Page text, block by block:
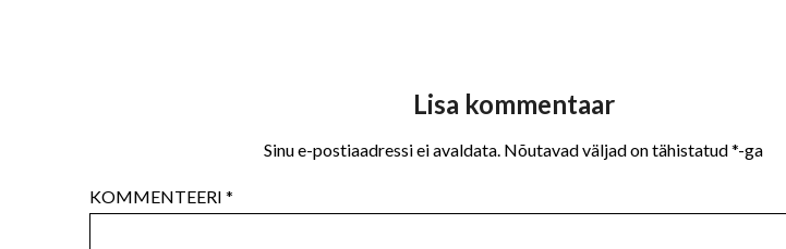
Lisa kommentaar
Sinu e-postiaadressi ei avaldata. Nõutavad väljad on tähistatud*-ga
KOMMENTEERI *